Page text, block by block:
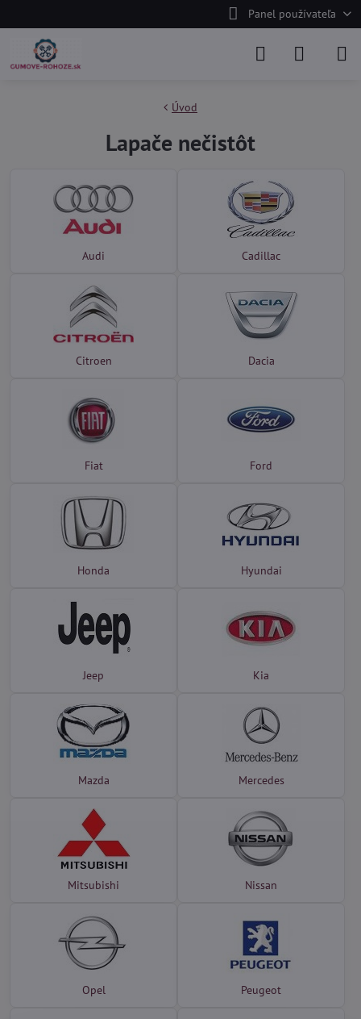
Panel používateľa
Úvod
Lapače nečistôt
Audi Cadillac
Citroen Dacia
Fiat Ford
Honda Hyundai
Jeep Kia
Mazda Mercedes
Mitsubishi Nissan
Opel Peugeot